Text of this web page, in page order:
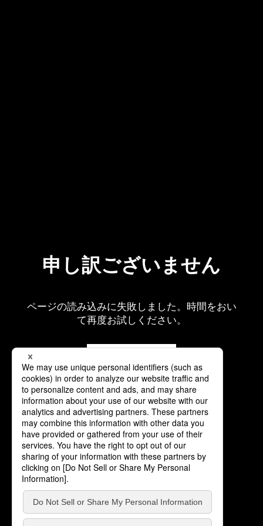
申し訳ございません
ページの読み込みに失敗しました。時間をおい
て再度お試しください。